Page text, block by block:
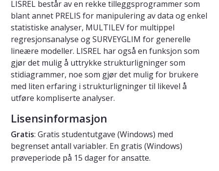
LISREL består av en rekke tilleggsprogrammer som
blant annet PRELIS for manipulering av data og enkel
statistiske analyser, MULTILEV for multippel
regresjonsanalyse og SURVEYGLIM for generelle
lineære modeller. LISREL har også en funksjon som
gjør det mulig å uttrykke strukturligninger som
stidiagrammer, noe som gjør det mulig for brukere
med liten erfaring i strukturligninger til likevel å
utføre kompliserte analyser.
Lisensinformasjon
Gratis: Gratis studentutgave (Windows) med
begrenset antall variabler. En gratis (Windows)
prøveperiode på 15 dager for ansatte.